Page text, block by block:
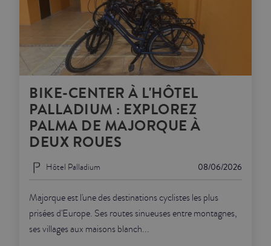
BIKE-CENTER À L'HÔTEL
PALLADIUM : EXPLOREZ
PALMA DE MAJORQUE À
DEUX ROUES
08/06/2026
Hôtel Palladium
Majorque est l'une des destinations cyclistes les plus
prisées d'Europe. Ses routes sinueuses entre montagnes,
ses villages aux maisons blanch...